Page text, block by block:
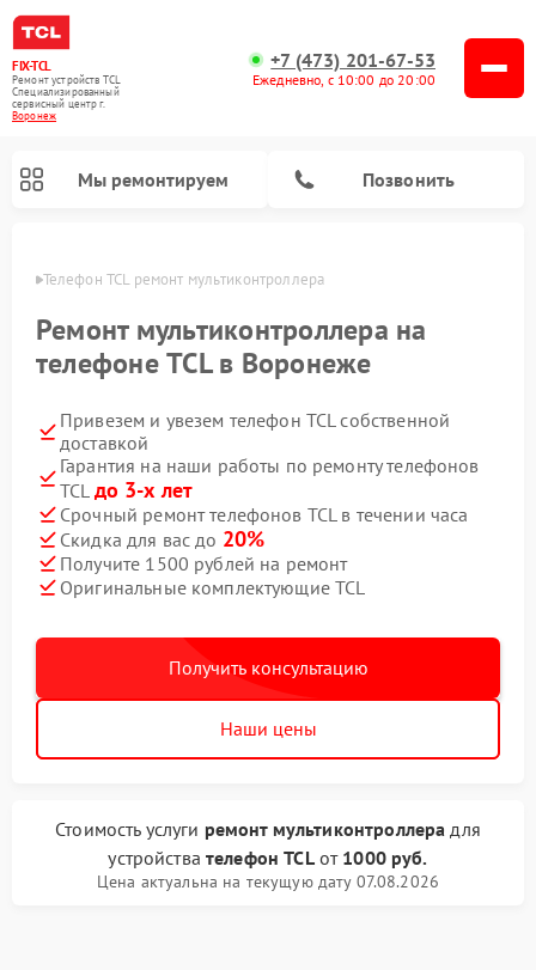
FIX-TCL
Ремонт устройств TCL
Специализированный
cервисный центр г.
Воронеж
+7 (473) 201-67-53
Ежедневно, с 10:00 до 20:00
Мы ремонтируем Позвонить
Телефон TCL ремонт мультиконтроллера
Ремонт мультиконтроллера на
телефоне TCL в Воронеже
Привезем и увезем телефон TCL собственной
доставкой
Гарантия на наши работы по ремонту телефонов
TCL до 3-х лет
Срочный ремонт телефонов TCL в течении часа
Скидка для вас до 20%
Получите 1500 рублей на ремонт
Оригинальные комплектующие TCL
Получить консультацию
Наши цены
Стоимость услуги ремонт мультиконтроллера для
устройствателефон TCLот 1000 руб.
Цена актуальна на текущую дату 07.08.2026